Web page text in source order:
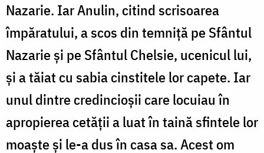
Nazarie. Iar Anulin, citind scrisoarea
împăratului, a scos din temniţă pe Sfântul
Nazarie şi pe Sfântul Chelsie, ucenicul lui,
şi a tăiat cu sabia cinstitele lor capete. Iar
unul dintre credincioşii care locuiau în
apropierea cetăţii a luat în taină sfintele lor
moaşte şi le-a dus în casa sa. Acest om